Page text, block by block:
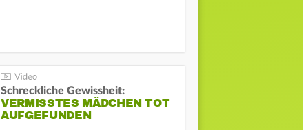
Schreckliche Gewissheit:
VERMISSTES MÄDCHEN TOT
AUFGEFUNDEN